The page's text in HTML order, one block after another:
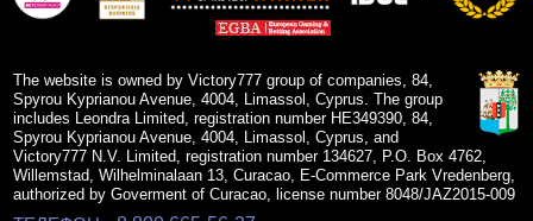
Double Wammy
The website is owned by Victory777 group of companies, 84,
Spyrou Kyprianou Avenue, 4004, Limassol, Cyprus. The group
includes Leondra Limited, registration number HE349390, 84,
Spyrou Kyprianou Avenue, 4004, Limassol, Cyprus, and
Victory777 N.V. Limited, registration number 134627, P.O. Box 4762,
Willemstad, Wilhelminalaan 13, Curacao, E-Commerce Park Vredenberg,
authorized by Goverment of Curacao, license number 8048/JAZ2015-009